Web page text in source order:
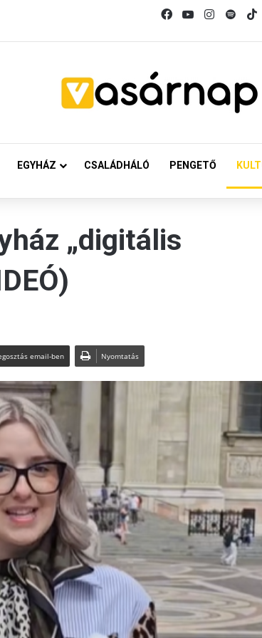
FacebookYouTubeInstagram
EGYHÁZ CSALÁDHÁLÓ PENGETŐ
„digitális
email-ben Nyomtatás